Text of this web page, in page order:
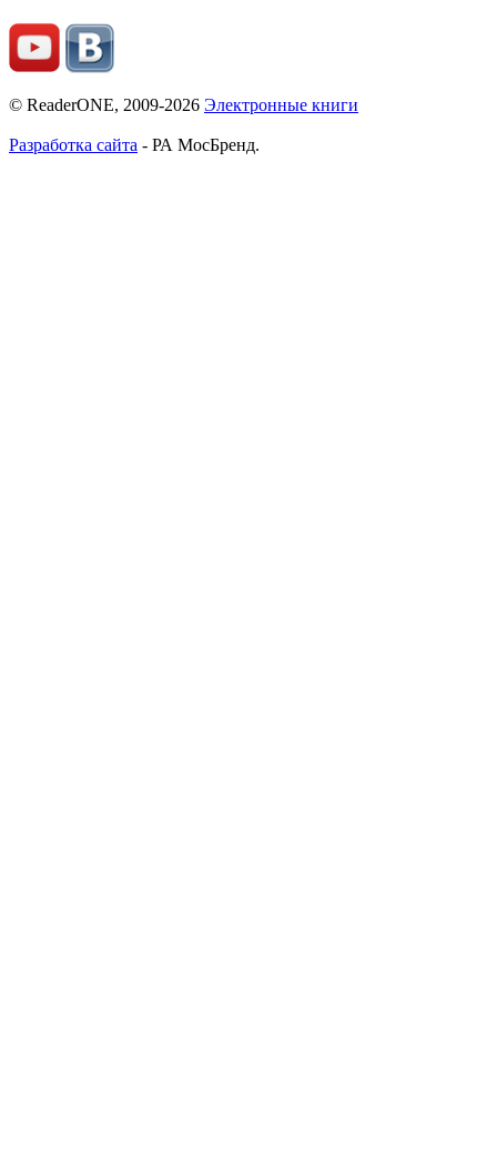
© ReaderONE, 2009-2026 Электронные книги
Разработка сайта - РА МосБренд.